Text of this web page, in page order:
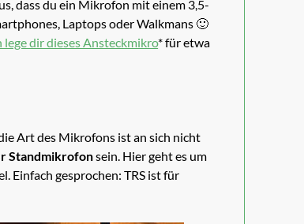
dass du ein Mikrofon mit einem 3,5-
Laptops oder Walkmans 🙂
lege dir dieses Ansteckmikro* für etwa
Art des Mikrofons ist an sich nicht
Standmikrofonsein. Hier geht es um
Einfach gesprochen: TRS ist für